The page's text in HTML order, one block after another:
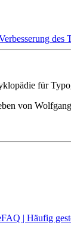
für
von
FAQ | Häufig